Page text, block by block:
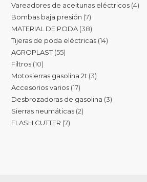
Vareadores de aceitunas eléctricos 4
Bombas baja presión 7
MATERIAL DE PODA 38
Tijeras de poda eléctricas 14
AGROPLAST 55
Filtros 10
Motosierras gasolina 2t 3
Accesorios varios 17
Desbrozadoras de gasolina 3
Sierras neumáticas 2
FLASH CUTTER 7